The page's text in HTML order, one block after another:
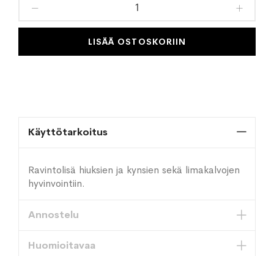
toivelistaan
LISÄÄ OSTOSKORIIN
Käyttötarkoitus
Ravintolisä hiuksien ja kynsien sekä limakalvojen
hyvinvointiin.
Annostelu
Huomioitavaa